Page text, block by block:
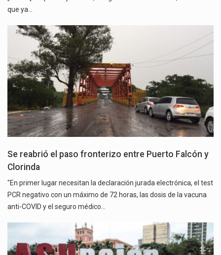
que ya…
Se reabrió el paso fronterizo entre Puerto Falcón y
Clorinda
"En primer lugar necesitan la declaración jurada electrónica, el test
PCR negativo con un máximo de 72 horas, las dosis de la vacuna
anti-COVID y el seguro médico…